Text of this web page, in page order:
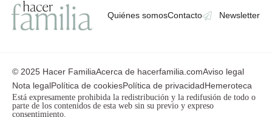
Quiénes somosContacto Newsletter
© 2025 Hacer FamiliaAcerca de hacerfamilia.comAviso legal
Nota legalPolítica de cookiesPolítica de privacidadHemeroteca
Está expresamente prohibida la redistribución y la redifusión de todo o
parte de los contenidos de esta web sin su previo y expreso
consentimiento.